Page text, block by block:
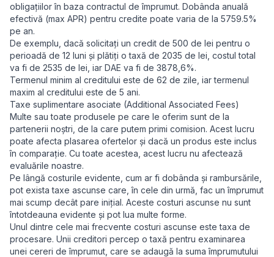
obligațiilor în baza contractul de împrumut. Dobânda anuală
efectivă (max APR) pentru credite poate varia de la 5759.5%
pe an.
De exemplu, dacă solicitați un credit de 500 de lei pentru o
perioadă de 12 luni și plătiți o taxă de 2035 de lei, costul total
va fi de 2535 de lei, iar DAE va fi de 3878,6%.
Termenul minim al creditului este de 62 de zile, iar termenul
maxim al creditului este de 5 ani.
Taxe suplimentare asociate (Additional Associated Fees)
Multe sau toate produsele pe care le oferim sunt de la
partenerii noștri, de la care putem primi comision. Acest lucru
poate afecta plasarea ofertelor și dacă un produs este inclus
în comparație. Cu toate acestea, acest lucru nu afectează
evaluările noastre.
Pe lângă costurile evidente, cum ar fi dobânda și rambursările,
pot exista taxe ascunse care, în cele din urmă, fac un împrumut
mai scump decât pare inițial. Aceste costuri ascunse nu sunt
întotdeauna evidente și pot lua multe forme.
Unul dintre cele mai frecvente costuri ascunse este taxa de
procesare. Unii creditori percep o taxă pentru examinarea
unei cereri de împrumut, care se adaugă la suma împrumutului